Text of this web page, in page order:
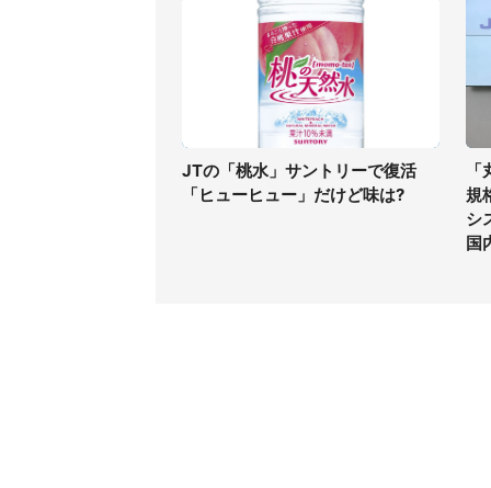
JTの「桃水」サントリーで復活
「ヒューヒュー」だけど味は?
規
シ
国